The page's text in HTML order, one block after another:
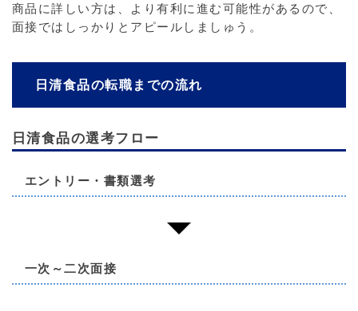
商品に詳しい方は、より有利に進む可能性があるので、
面接ではしっかりとアピールしましゅう。
日清食品の転職までの流れ
日清食品の選考フロー
エントリー・書類選考
一次～二次面接